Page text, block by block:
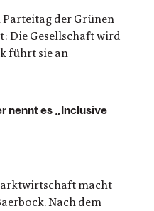
Parteitag der Grünen
Die Gesellschaft wird
führt sie an
nennt es „Inclusive
macht
Nach dem